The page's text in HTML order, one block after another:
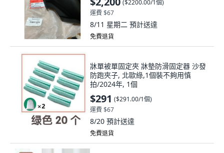
($2200.00/1個)
運費 $67
8/11 星期二 預計送達
免費退貨
牀單被單固定夾 牀墊防滑固定器 沙發
防跑夾子, 北歐綠,1個裝不夠用慎
拍/2024年, 1個
$291 ($291.00/1個)
運費 $67
8/20 預計送達
免費退貨